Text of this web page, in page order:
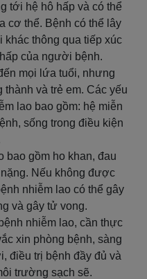
tới hệ hô hấp và có thể
cơ thể. Bệnh có thể lây
thông qua tiếp xúc
của người bệnh.
mọi lứa tuổi, nhưng
và trẻ em. Các yếu
lao bao gồm: hệ miễn
sống trong điều kiện
bao gồm ho khan, đau
Nếu không được
nhiễm lao có thể gây
và gây tử vong.
nhiễm lao, cần thực
xin phòng bệnh, sàng
điều trị bệnh đầy đủ và
trường sạch sẽ.